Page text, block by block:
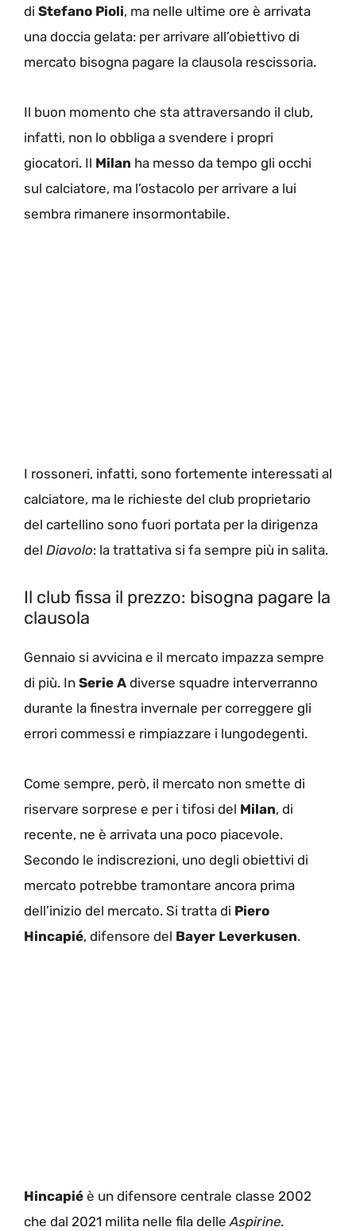
di Stefano Pioli, ma nelle ultime ore è arrivata
una doccia gelata: per arrivare all’obiettivo di
mercato bisogna pagare la clausola rescissoria.
Il buon momento che sta attraversando il club,
infatti, non lo obbliga a svendere i propri
giocatori. Il Milan ha messo da tempo gli occhi
sul calciatore, ma l’ostacolo per arrivare a lui
sembra rimanere insormontabile.
I rossoneri, infatti, sono fortemente interessati al
calciatore, ma le richieste del club proprietario
del cartellino sono fuori portata per la dirigenza
del Diavolo: la trattativa si fa sempre più in salita.
Il club fissa il prezzo: bisogna pagare la
clausola
Gennaio si avvicina e il mercato impazza sempre
di più. In Serie A diverse squadre interverranno
durante la finestra invernale per correggere gli
errori commessi e rimpiazzare i lungodegenti.
Come sempre, però, il mercato non smette di
riservare sorprese e per i tifosi del Milan, di
recente, ne è arrivata una poco piacevole.
Secondo le indiscrezioni, uno degli obiettivi di
mercato potrebbe tramontare ancora prima
dell’inizio del mercato. Si tratta di Piero
Hincapié, difensore del Bayer Leverkusen.
Hincapié è un difensore centrale classe 2002
che dal 2021 milita nelle fila delleAspirine.